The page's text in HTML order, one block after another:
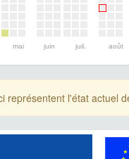
mai juin juil. août
représentent l'état actuel